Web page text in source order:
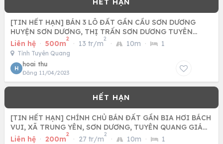
[TIN HẾT HẠN] BÁN 3 LÔ ĐẤT GẦN CẦU SƠN DƯƠNG
HUYỆN SƠN DƯƠNG, THỊ TRẤN SƠN DƯƠNG TUYÊN
QUANG CHỈ TỪ 35TR/M2
Liên hệ · 500m
2
· 13 tr/m
2
· 10m · 1
Tỉnh Tuyên Quang
H
hoai thu
Đăng 11/04/2023
[TIN HẾT HẠN] CHÍNH CHỦ BÁN ĐẤT GẦN BIA HƠI BÁCH
VUI, XÃ TRUNG YÊN, SƠN DƯƠNG, TUYÊN QUANG GIÁ
30TR/M2
Liên hệ · 200m
2
· 27 tr/m
2
· 10m · 1